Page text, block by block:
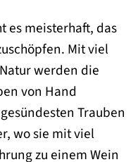
es meisterhaft, das
Mit viel
werden die
von Hand
Trauben
wo sie mit viel
zu einem Wein